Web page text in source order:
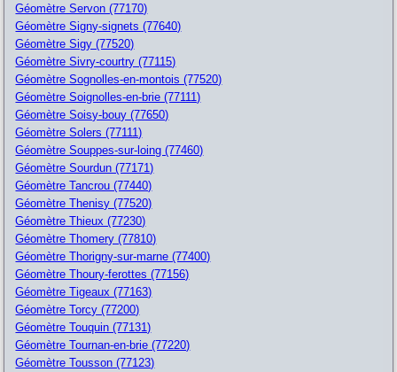
Géomètre Servon (77170)
Géomètre Signy-signets (77640)
Géomètre Sigy (77520)
Géomètre Sivry-courtry (77115)
Géomètre Sognolles-en-montois (77520)
Géomètre Soignolles-en-brie (77111)
Géomètre Soisy-bouy (77650)
Géomètre Solers (77111)
Géomètre Souppes-sur-loing (77460)
Géomètre Sourdun (77171)
Géomètre Tancrou (77440)
Géomètre Thenisy (77520)
Géomètre Thieux (77230)
Géomètre Thomery (77810)
Géomètre Thorigny-sur-marne (77400)
Géomètre Thoury-ferottes (77156)
Géomètre Tigeaux (77163)
Géomètre Torcy (77200)
Géomètre Touquin (77131)
Géomètre Tournan-en-brie (77220)
Géomètre Tousson (77123)